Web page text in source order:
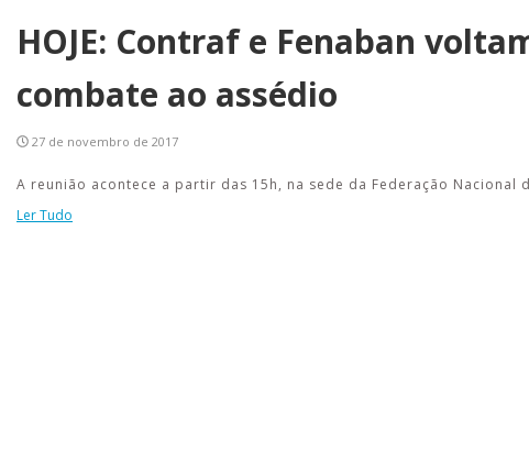
HOJE: Contraf e Fenaban
combate ao assédio
27 de novembro de 2017
A reunião acontece a partir das 15h, na sede da Federação Nacional
Ler Tudo